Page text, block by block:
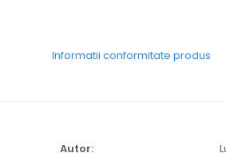
Informatii conformitate produs
Autor: